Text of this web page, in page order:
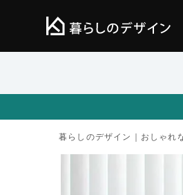
暮らしのデザイン｜おしゃれ